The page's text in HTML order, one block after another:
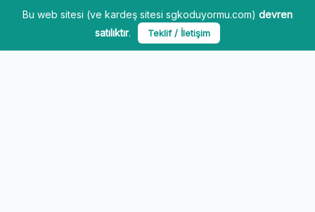
Bu web sitesi (ve kardeş sitesi sgkoduyormu.com) devren
satılıktır. Teklif / İletişim